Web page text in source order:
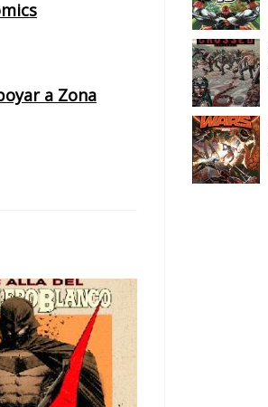
a Zona